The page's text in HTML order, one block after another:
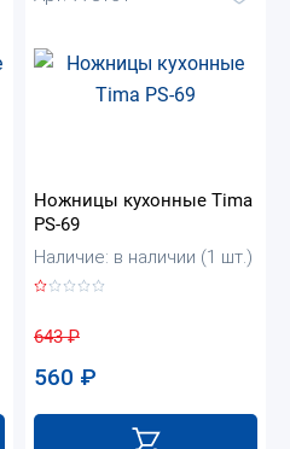
Ножницы кухонные Tima
PS-69
Наличие: в наличии (1 шт.)
643₽
560 ₽